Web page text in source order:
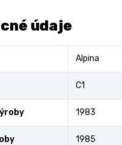
údaje
Alpina
C1
1983
1985